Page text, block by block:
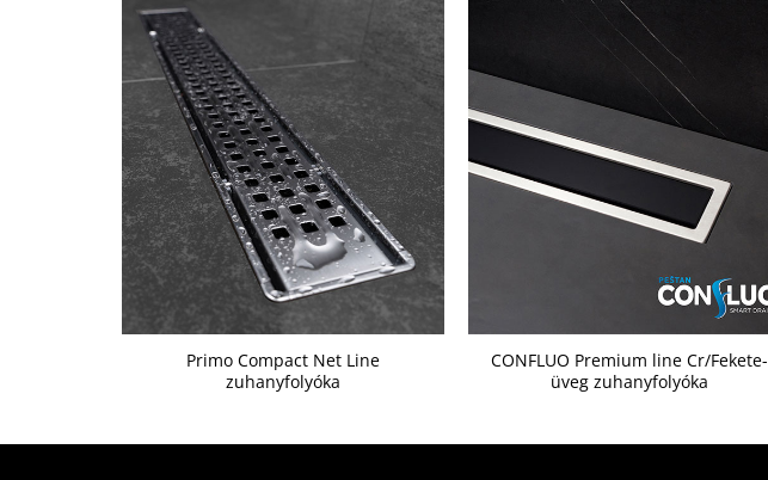
Primo Compact Net Line
zuhanyfolyóka
CONFLUO Premium line Cr/Fekete-
üveg zuhanyfolyóka